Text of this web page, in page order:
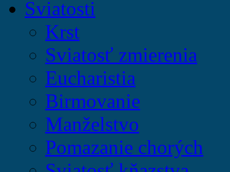
Sviatosti
Krst
Sviatosť zmierenia
Eucharistia
Birmovanie
Manželstvo
Pomazanie chorých